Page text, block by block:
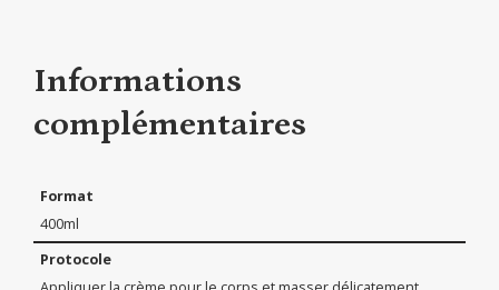
Informations
complémentaires
Format
400ml
Protocole